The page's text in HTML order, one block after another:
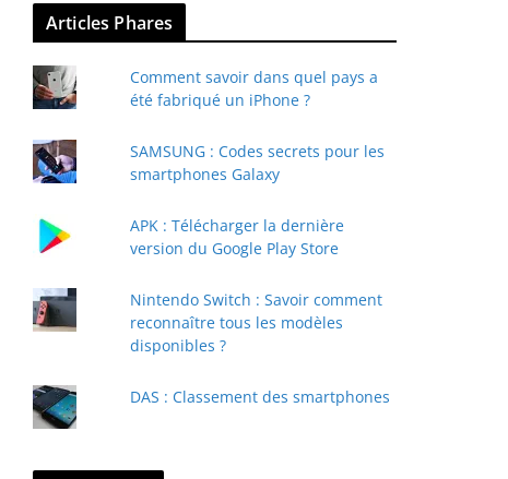
Articles Phares
Comment savoir dans quel pays a
été fabriqué un iPhone ?
SAMSUNG : Codes secrets pour les
smartphones Galaxy
APK : Télécharger la dernière
version du Google Play Store
Nintendo Switch : Savoir comment
reconnaître tous les modèles
disponibles ?
DAS : Classement des smartphones